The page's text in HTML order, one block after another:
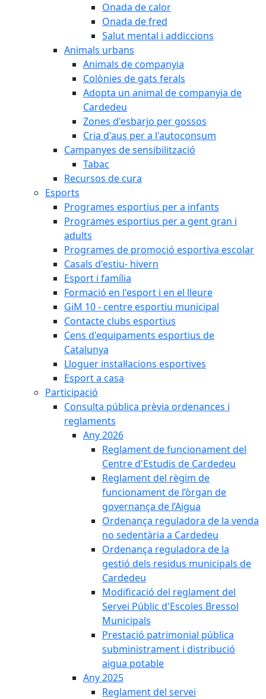
Onada de calor
Onada de fred
Salut mental i addiccions
Animals urbans
Animals de companyia
Colònies de gats ferals
Adopta un animal de companyia de
Cardedeu
Zones d'esbarjo per gossos
Cria d'aus per a l'autoconsum
Campanyes de sensibilització
Tabac
Recursos de cura
Esports
Programes esportius per a infants
Programes esportius per a gent gran i
adults
Programes de promoció esportiva escolar
Casals d'estiu- hivern
Esport i família
Formació en l'esport i en el lleure
GiM 10 - centre esportiu municipal
Contacte clubs esportius
Cens d'equipaments esportius de
Catalunya
Lloguer instal·lacions esportives
Esport a casa
Participació
Consulta pública prèvia ordenances i
reglaments
Any 2026
Reglament de funcionament del
Centre d'Estudis de Cardedeu
Reglament del règim de
funcionament de l’òrgan de
governança de l’Aigua
Ordenança reguladora de la venda
no sedentària a Cardedeu
Ordenança reguladora de la
gestió dels residus municipals de
Cardedeu
Modificació del reglament del
Servei Públic d'Escoles Bressol
Municipals
Prestació patrimonial pública
subministrament i distribució
aigua potable
Any 2025
Reglament del servei